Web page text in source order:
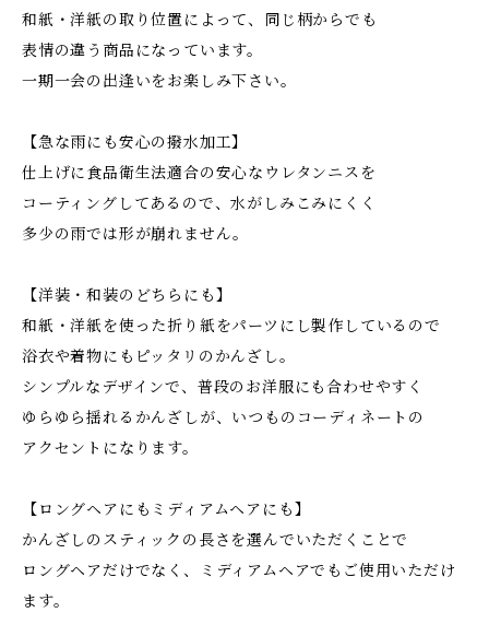
和紙・洋紙の取り位置によって、同じ柄からでも
表情の違う商品になっています。
一期一会の出逢いをお楽しみ下さい。
【急な雨にも安心の撥水加工】
仕上げに食品衛生法適合の安心なウレタンニスを
コーティングしてあるので、水がしみこみにくく
多少の雨では形が崩れません。
【洋装・和装のどちらにも】
和紙・洋紙を使った折り紙をパーツにし製作しているので
浴衣や着物にもピッタリのかんざし。
シンプルなデザインで、普段のお洋服にも合わせやすく
ゆらゆら揺れるかんざしが、いつものコーディネートの
アクセントになります。
【ロングヘアにもミディアムヘアにも】
かんざしのスティックの長さを選んでいただくことで
ロングヘアだけでなく、ミディアムヘアでもご使用いただけ
ます。